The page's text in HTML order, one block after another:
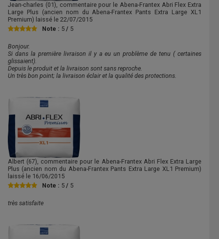
Jean-charles (01), commentaire pour le Abena-Frantex Abri Flex Extra
Large Plus (ancien nom du Abena-Frantex Pants Extra Large XL1
Premium) laissé le 22/07/2015
Note : 5 / 5
Bonjour.
Si dans la première livraison il y a eu un problème de tenu ( certaines
glissaient).
Depuis le produit et la livraison sont sans reproche.
Un très bon point; la livraison éclair et la qualité des protections.
Albert (67), commentaire pour le Abena-Frantex Abri Flex Extra Large
Plus (ancien nom du Abena-Frantex Pants Extra Large XL1 Premium)
laissé le 16/06/2015
Note : 5 / 5
très satisfaite